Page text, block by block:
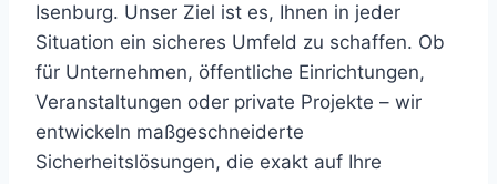
Isenburg. Unser Ziel ist es, Ihnen in jeder
Situation ein sicheres Umfeld zu schaffen. Ob
für Unternehmen, öffentliche Einrichtungen,
Veranstaltungen oder private Projekte – wir
entwickeln maßgeschneiderte
Sicherheitslösungen, die exakt auf Ihre